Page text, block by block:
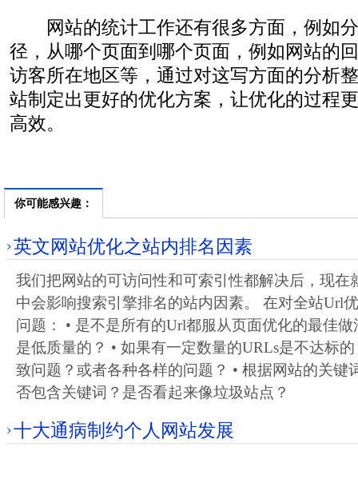
网站的统计工作还有很多方面，例如分
径，从哪个页面到哪个页面，例如网站的
访客所在地区等，通过对这写方面的分析
站制定出更好的优化方案，让优化的过程
高效。
你可能感兴趣：
英文网站优化之站内排名因素
我们把网站的可访问性和可索引性都解决后，现在
中会影响搜索引擎排名的站内因素。 在对全站Url
问题： • 是不是所有的Url都服从页面优化的最佳
是低质量的？ • 如果有一定数量的URLs是不达标
致问题？或者各种各样的问题？ • 根据网站的关键
否包含关键词？是否看起来像垃圾站点？
十大通病制约个人网站发展